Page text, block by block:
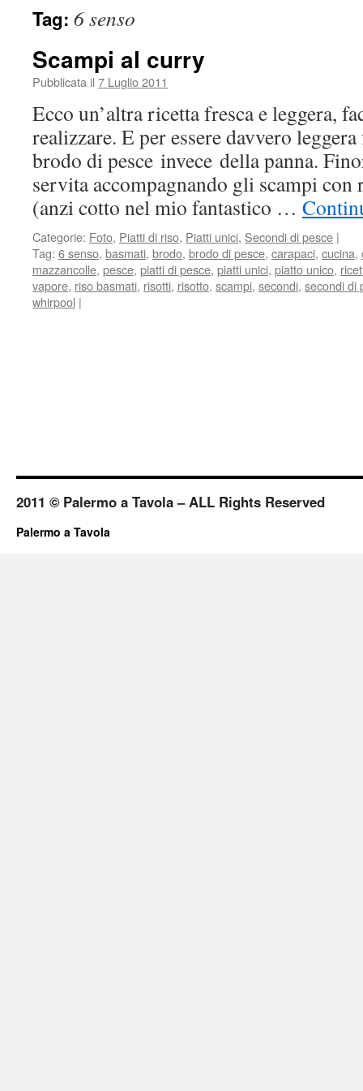
Tag: 6 senso
Scampi al curry
Pubblicata il 7 Luglio 2011
Ecco un’altra ricetta fresca e leggera,
realizzare. E per essere davvero
brodo di pesce invece della panna.
servita accompagnando gli scampi
(anzi cotto nel mio fantastico …
Categorie: Foto, Piatti di riso, Piatti unici, Secondi di pesce |
Tag: 6 senso, basmati, brodo, brodo di pesce, carapaci, cucina,
mazzancolle, pesce, piatti di pesce, piatti unici, piatto unico,
vapore, riso basmati, risotti, risotto, scampi, secondi, secondi di
whirpool |
2011 © Palermo a Tavola – ALL Rights Reserved
Palermo a Tavola